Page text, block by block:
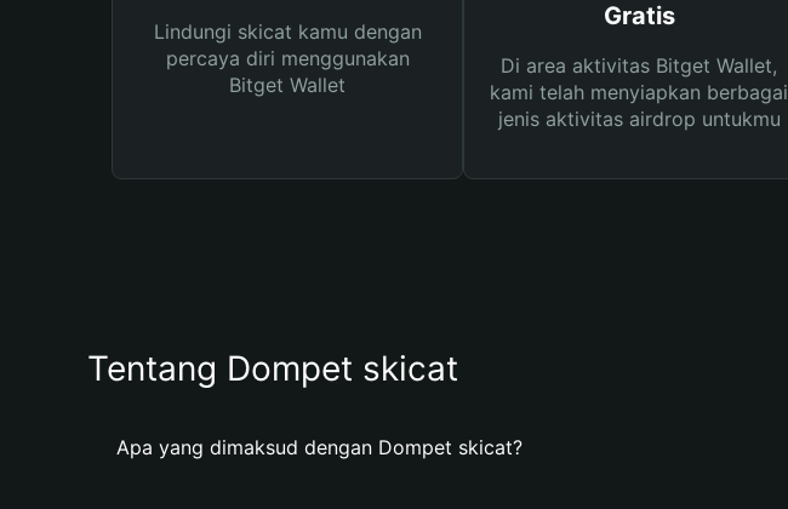
Lindungi skicat kamu dengan
percaya diri menggunakan
Bitget Wallet
Gratis
Di area aktivitas Bitget Wallet,
kami telah menyiapkan berbagai
jenis aktivitas airdrop untukmu
Tentang Dompet skicat
Apa yang dimaksud dengan Dompet skicat?